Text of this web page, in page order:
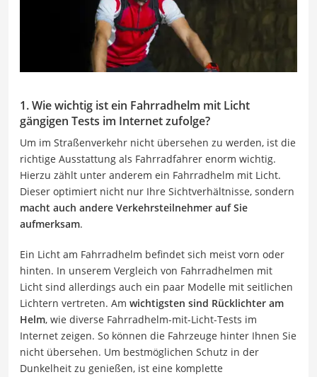
1. Wie wichtig ist ein Fahrradhelm mit Licht
gängigen Tests im Internet zufolge?
Um im Straßenverkehr nicht übersehen zu werden, ist die
richtige Ausstattung als Fahrradfahrer enorm wichtig.
Hierzu zählt unter anderem ein Fahrradhelm mit Licht.
Dieser optimiert nicht nur Ihre Sichtverhältnisse, sondern
macht auch andere Verkehrsteilnehmer auf Sie
aufmerksam.
Ein Licht am Fahrradhelm befindet sich meist vorn oder
hinten. In unserem Vergleich von Fahrradhelmen mit
Licht sind allerdings auch ein paar Modelle mit seitlichen
Lichtern vertreten. Am wichtigsten sind Rücklichter am
Helm, wie diverse Fahrradhelm-mit-Licht-Tests im
Internet zeigen. So können die Fahrzeuge hinter Ihnen Sie
nicht übersehen. Um bestmöglichen Schutz in der
Dunkelheit zu genießen, ist eine komplette